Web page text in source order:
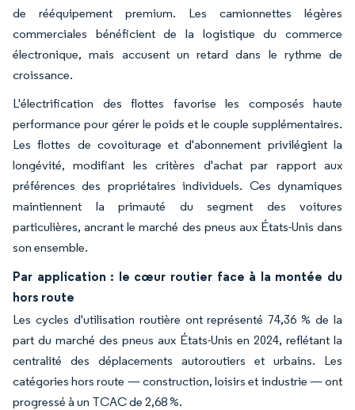
de rééquipement premium. Les camionnettes légères
commerciales bénéficient de la logistique du commerce
électronique, mais accusent un retard dans le rythme de
croissance.
L'électrification des flottes favorise les composés haute
performance pour gérer le poids et le couple supplémentaires.
Les flottes de covoiturage et d'abonnement privilégient la
longévité, modifiant les critères d'achat par rapport aux
préférences des propriétaires individuels. Ces dynamiques
maintiennent la primauté du segment des voitures
particulières, ancrant le marché des pneus aux États-Unis dans
son ensemble.
Par application : le cœur routier face à la montée du
hors route
Les cycles d'utilisation routière ont représenté 74,36 % de la
part du marché des pneus aux États-Unis en 2024, reflétant la
centralité des déplacements autoroutiers et urbains. Les
catégories hors route — construction, loisirs et industrie — ont
progressé à un TCAC de 2,68 %.